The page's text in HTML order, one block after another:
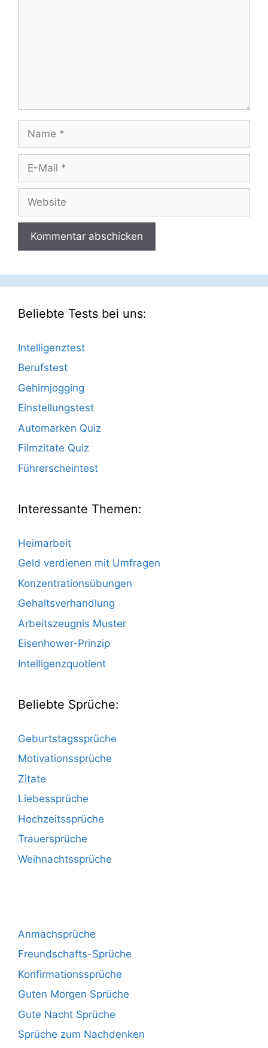
Mail
Beliebte Tests bei uns:
Intelligenztest
Berufstest
Gehirnjogging
Einstellungstest
Automarken Quiz
Filmzitate Quiz
Führerscheintest
Interessante Themen:
Heimarbeit
Geld verdienen mit Umfragen
Konzentrationsübungen
Gehaltsverhandlung
Arbeitszeugnis Muster
Eisenhower-Prinzip
Intelligenzquotient
Beliebte Sprüche:
Geburtstagssprüche
Motivationssprüche
Zitate
Liebessprüche
Hochzeitssprüche
Trauersprüche
Weihnachtssprüche
Anmachsprüche
Freundschafts-Sprüche
Konfirmationssprüche
Guten Morgen Sprüche
Gute Nacht Sprüche
Sprüche zum Nachdenken